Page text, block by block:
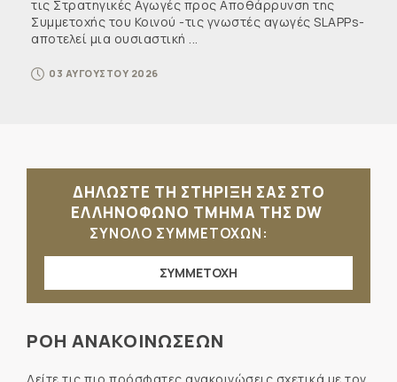
τις Στρατηγικές Αγωγές προς Αποθάρρυνση της
Συμμετοχής του Κοινού -τις γνωστές αγωγές SLAPPs-
αποτελεί μια ουσιαστική ...
03 ΑΥΓΟΥΣΤΟΥ 2026
ΔΗΛΩΣΤΕ ΤΗ ΣΤΗΡΙΞΗ ΣΑΣ ΣΤΟ
ΕΛΛΗΝΟΦΩΝΟ ΤΜΗΜΑ ΤΗΣ DW
ΣΥΝΟΛΟ ΣΥΜΜΕΤΟΧΩΝ:
ΣΥΜΜΕΤΟΧΗ
ΡΟΗ ΑΝΑΚΟΙΝΩΣΕΩΝ